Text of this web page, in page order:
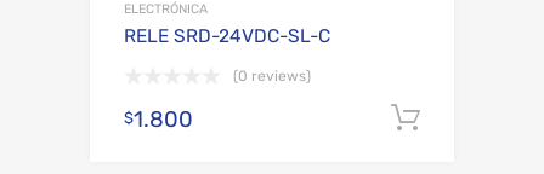
ELECTRÓNICA
RELE SRD-24VDC-SL-C
(0 reviews)
$1.800